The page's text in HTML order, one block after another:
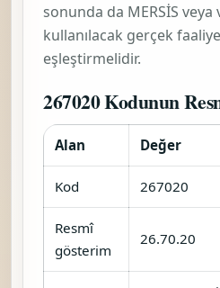
sonunda da MERSİS
kullanılacak gerçek
eşleştirmelidir.
267020 Kodunun
Alan Değer
Kod 267020
Resmî
gösterim
26.70.20